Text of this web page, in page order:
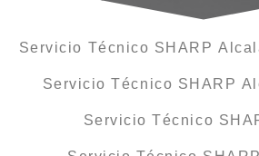
Servicio Técnico SHARP
Servicio Técnico SHARP
Servicio Técnico